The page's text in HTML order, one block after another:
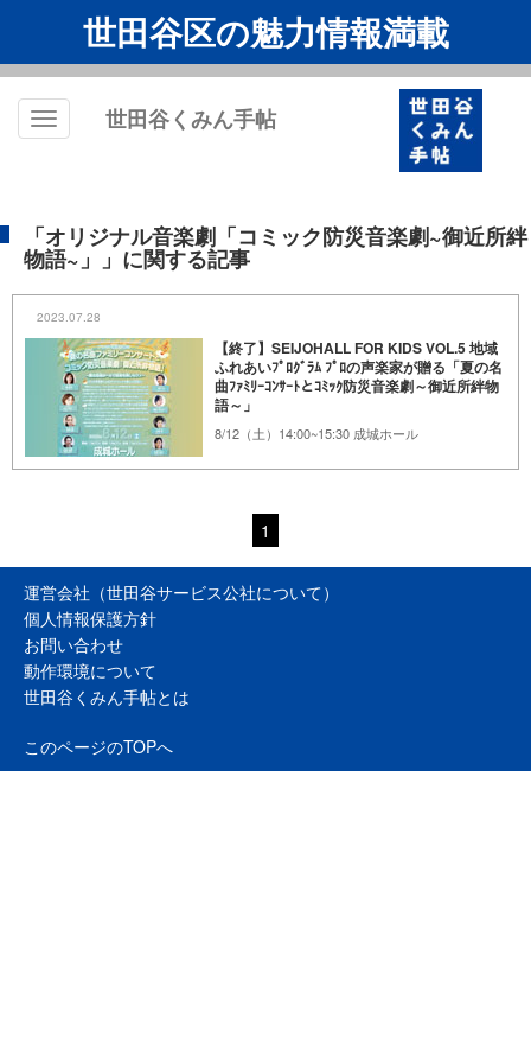
世田谷区の魅力情報満載
Toggle
世田谷くみん手帖
「オリジナル音楽劇「コミック防災音楽劇~御近所絆
物語~」」に関する記事
2023.07.28
【終了】SEIJOHALL FOR KIDS VOL.5 地域
ふれあいﾌﾟﾛｸﾞﾗﾑ ﾌﾟﾛの声楽家が贈る「夏の名
曲ﾌｧﾐﾘｰｺﾝｻｰﾄとｺﾐｯｸ防災音楽劇～御近所絆物
語～」
8/12（土）14:00~15:30 成城ホール
1
運営会社（世田谷サービス公社について）
個人情報保護方針
お問い合わせ
動作環境について
世田谷くみん手帖とは
このページのTOPへ